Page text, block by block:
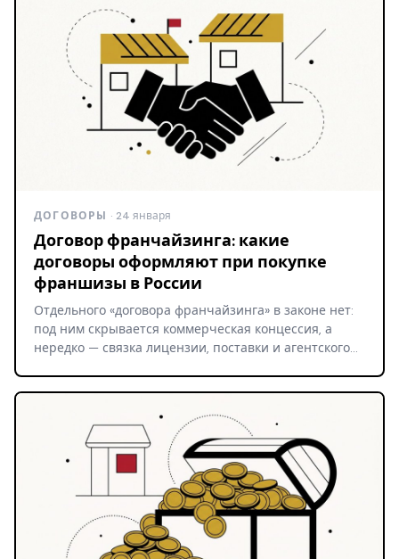
ДОГОВОРЫ · 24 января
Договор франчайзинга: какие
договоры оформляют при покупке
франшизы в России
Отдельного «договора франчайзинга» в законе нет:
под ним скрывается коммерческая концессия, а
нередко — связка лицензии, поставки и агентского…